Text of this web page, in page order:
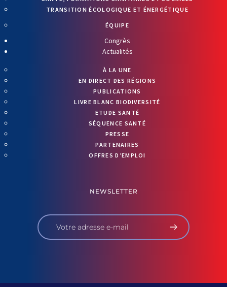
TRANSITION ÉCOLOGIQUE ET ÉNERGÉTIQUE
ÉQUIPE
Congrès
Actualités
À LA UNE
EN DIRECT DES RÉGIONS
PUBLICATIONS
LIVRE BLANC BIODIVERSITÉ
ETUDE SANTÉ
SÉQUENCE SANTÉ
PRESSE
PARTENAIRES
OFFRES D’EMPLOI
NEWSLETTER